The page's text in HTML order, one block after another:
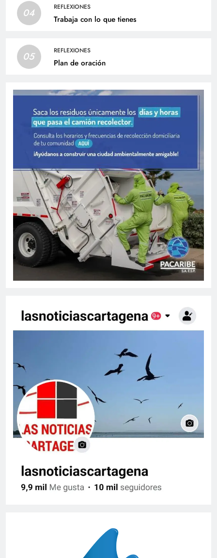
04 REFLEXIONES
Trabaja con lo que tienes
05 REFLEXIONES
Plan de oración